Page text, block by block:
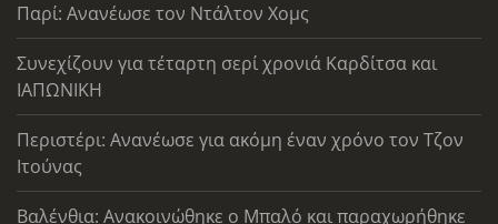
Παρί: Ανανέωσε τον Ντάλτον Χομς
Συνεχίζουν για τέταρτη σερί χρονιά Καρδίτσα και
ΙΑΠΩΝΙΚΗ
Περιστέρι: Ανανέωσε για ακόμη έναν χρόνο τον Τζον
Ιτούνας
Βαλένθια: Ανακοινώθηκε ο Μπαλό και παραχωρήθηκε